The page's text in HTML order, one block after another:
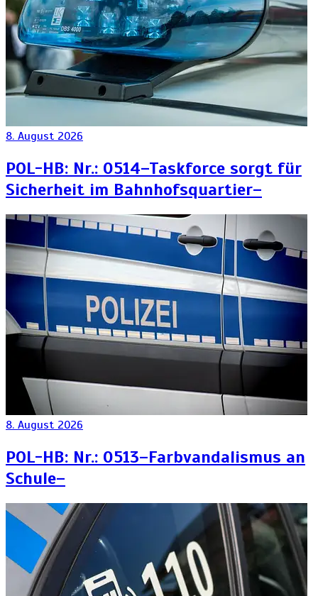
8. August 2026
POL-HB: Nr.: 0514–Taskforce sorgt für
Sicherheit im Bahnhofsquartier–
8. August 2026
POL-HB: Nr.: 0513–Farbvandalismus an
Schule–